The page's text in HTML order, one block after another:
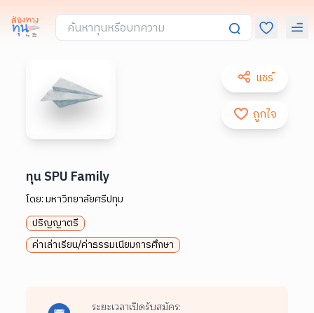
แชร์
ถูกใจ
ทุน SPU Family
โดย:มหาวิทยาลัยศรีปทุม
ปริญญาตรี
ค่าเล่าเรียน/ค่าธรรมเนียมการศึกษา
ระยะเวลาเปิดรับสมัคร: